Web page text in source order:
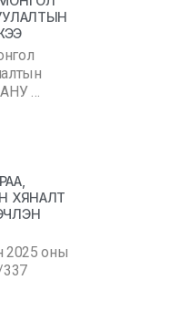
…
ХЯНАЛТ
2025 оны
337